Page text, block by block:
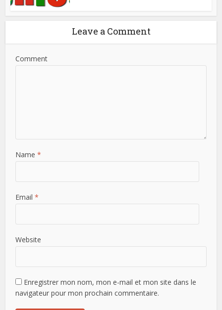
Leave a Comment
Comment
Name *
Email *
Website
Enregistrer mon nom, mon e-mail et mon site dans le
navigateur pour mon prochain commentaire.